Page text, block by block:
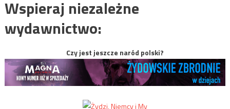
Wspieraj niezależne
wydawnictwo:
Czy jest jeszcze naród polski?